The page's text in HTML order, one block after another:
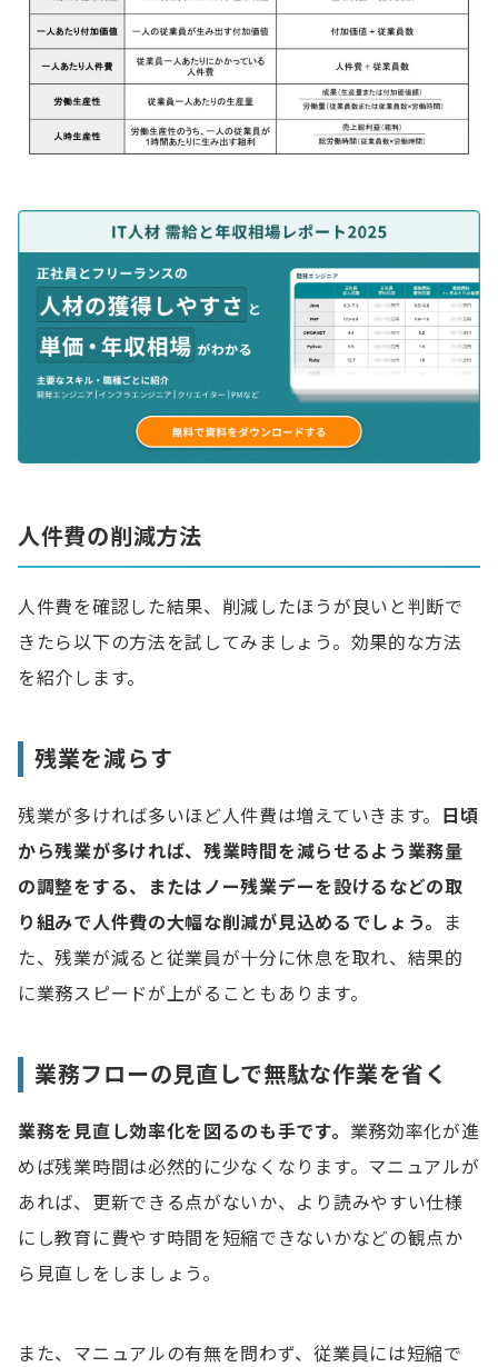
人件費の削減方法
人件費を確認した結果、削減したほうが良いと判断で
きたら以下の方法を試してみましょう。効果的な方法
を紹介します。
残業を減らす
残業が多ければ多いほど人件費は増えていきます。
日頃
から残業が多ければ、残業時間を減らせるよう業務量
の調整をする、または ノー残業デーを設けるなどの取
り組みで人件費の大幅な削減が見込めるでしょう。
ま
た、残業が減ると従業員が十分に休息を取れ、結果的
に業務スピードが上がることもあります。
業務フローの見直しで無駄な作業を省く
業務を見直し効率化を図るのも手です。 業務効率化が進
めば残業時間は必然的に少なくなります。マニュアルが
あれば、更新できる点がないか、より読みやすい仕様
にし教育に費やす時間を短縮できないかなどの観点か
ら見直しをしましょう。
また、マニュアルの有無を問わず、従業員には短縮で